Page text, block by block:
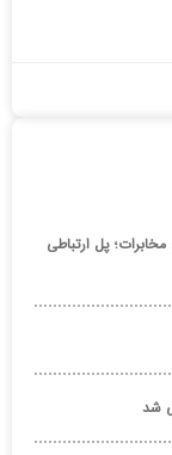
پل ارتباطی
شد